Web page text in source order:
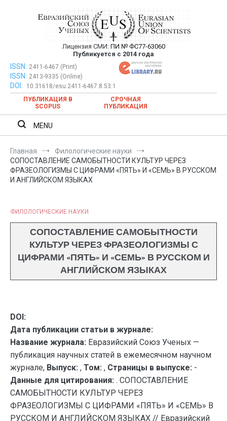
Евразийский Союз Ученых —
публикация научных статей в
ежемесячном научном журнале
Лицензия СМИ: ПИ № ФС77-63060
Публикуется с 2014 года
Евразийский Союз Ученых — публикация научных статей в
ежемесячном научном журнале
ISSN: 2411-6467 (Print)
ISSN: 2413-9335 (Online)
DOI:
10.31618/esu.2411-6467.8.53.1
ПУБЛИКАЦИЯ В
SCOPUS
СРОЧНАЯ
ПУБЛИКАЦИЯ
MENU
Главная
Филологические науки
СОПОСТАВЛЕНИЕ САМОБЫТНОСТИ КУЛЬТУР ЧЕРЕЗ
ФРАЗЕОЛОГИЗМЫ С ЦИФРАМИ «ПЯТЬ» И «СЕМЬ» В РУССКОМ
И АНГЛИЙСКОМ ЯЗЫКАХ
ФИЛОЛОГИЧЕСКИЕ НАУКИ
СОПОСТАВЛЕНИЕ САМОБЫТНОСТИ
КУЛЬТУР ЧЕРЕЗ ФРАЗЕОЛОГИЗМЫ С
ЦИФРАМИ «ПЯТЬ» И «СЕМЬ» В РУССКОМ И
АНГЛИЙСКОМ ЯЗЫКАХ
DOI:
Дата публикации статьи в журнале:
Название журнала: Евразийский Союз Ученых —
публикация научных статей в ежемесячном научном
журнале, Выпуск: , Том: , Страницы в выпуске: -
Данные для цитирования: . СОПОСТАВЛЕНИЕ
САМОБЫТНОСТИ КУЛЬТУР ЧЕРЕЗ
ФРАЗЕОЛОГИЗМЫ С ЦИФРАМИ «ПЯТЬ» И «СЕМЬ» В
РУССКОМ И АНГЛИЙСКОМ ЯЗЫКАХ // Евразийский